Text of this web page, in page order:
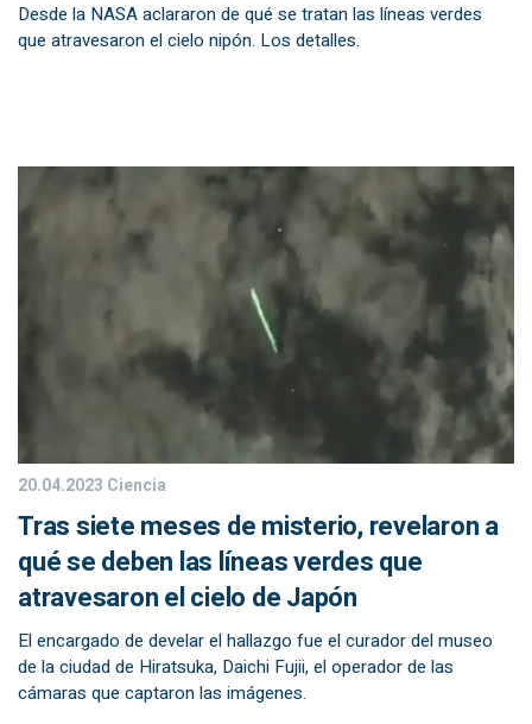
Desde la NASA aclararon de qué se tratan las líneas verdes
que atravesaron el cielo nipón. Los detalles.
20.04.2023 Ciencia
Tras siete meses de misterio, revelaron a
qué se deben las líneas verdes que
atravesaron el cielo de Japón
El encargado de develar el hallazgo fue el curador del museo
de la ciudad de Hiratsuka, Daichi Fujii, el operador de las
cámaras que captaron las imágenes.